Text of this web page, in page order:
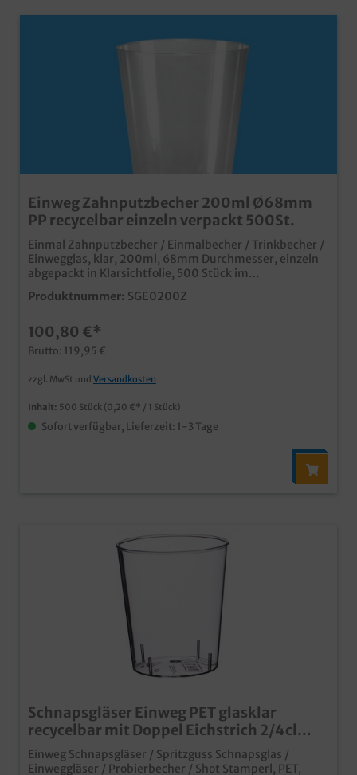
Einweg Zahnputzbecher 200ml Ø68mm
PP recycelbar einzeln verpackt 500St.
Einmal Zahnputzbecher / Einmalbecher / Trinkbecher /
Einwegglas, klar, 200ml, 68mm Durchmesser, einzeln
abgepackt in Klarsichtfolie, 500 Stück im
Karton, praktischer und stabiler
Einwegbecherhygienisch einzeln abgepacktbruchfester
Pensionen oder Zahnarztpraxennach dem Einsatz über
die gelbe Tonne recycelbar
Produktnummer: SGE0200Z
100,80 €*
Brutto: 119,95 €
zzgl. MwSt und Versandkosten
Inhalt: 500 Stück (0,20 €* / 1 Stück)
Sofort verfügbar, Lieferzeit: 1-3 Tage
Schnapsgläser Einweg PET glasklar
recycelbar mit Doppel Eichstrich 2/4cl
2000St
Einweg Schnapsgläser / Spritzguss Schnapsglas /
Einweggläser / Probierbecher / Shot Stamperl, PET,